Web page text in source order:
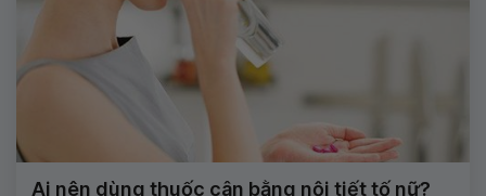
Ai nên dùng thuốc cân bằng nội tiết tố nữ?